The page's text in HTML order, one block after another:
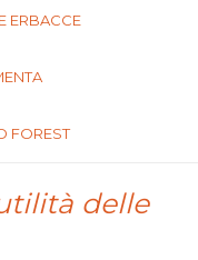
ERBACCE
FOREST
delle